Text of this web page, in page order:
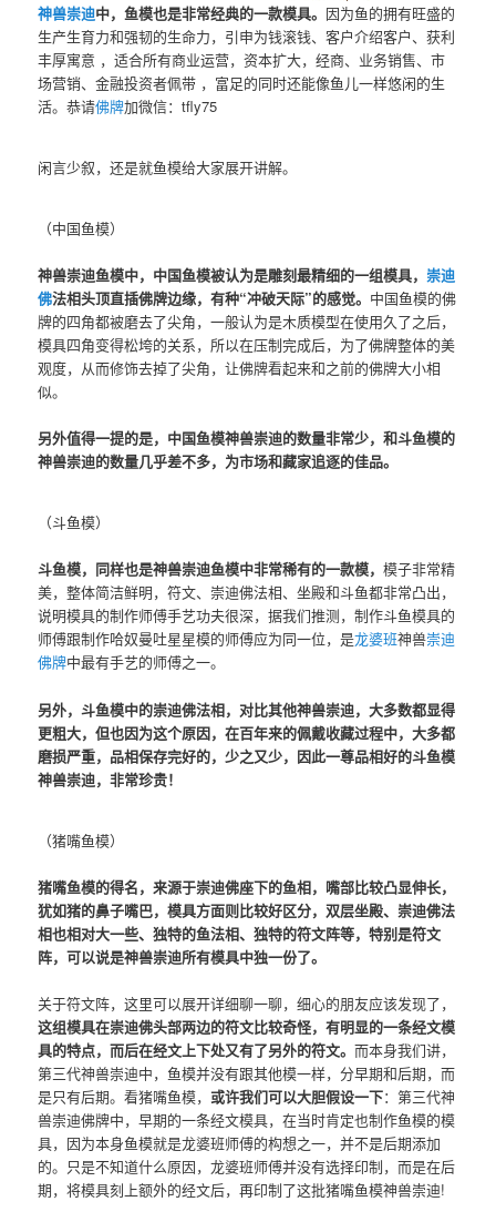
神兽崇迪中，鱼模也是非常经典的一款模具。 因为鱼的拥有旺盛的
生产生育力和强韧的生命力，引申为钱滚钱、客户介绍客户、获利
丰厚寓意 ，适合所有商业运营，资本扩大，经商、业务销售、市
场营销、金融投资者佩带 ，富足的同时还能像鱼儿一样悠闲的生
活。恭请佛牌加微信：tfly75
闲言少叙，还是就鱼模给大家展开讲解。
（中国鱼模）
神兽崇迪鱼模中，中国鱼模被认为是雕刻最精细的一组模具， 崇迪
佛法相头顶直插佛牌边缘，有种“冲破天际”的感觉。 中国鱼模的佛
牌的四角都被磨去了尖角，一般认为是木质模型在使用久了之后，
模具四角变得松垮的关系，所以在压制完成后，为了佛牌整体的美
观度，从而修饰去掉了尖角，让佛牌看起来和之前的佛牌大小相
似。
另外值得一提的是，中国鱼模神兽崇迪的数量非常少，和斗鱼模的
神兽崇迪的数量几乎差不多，为市场和藏家追逐的佳品。
（斗鱼模）
斗鱼模，同样也是神兽崇迪鱼模中非常稀有的一款模，模子非常精
美，整体简洁鲜明，符文、崇迪佛法相、坐殿和斗鱼都非常凸出，
说明模具的制作师傅手艺功夫很深，据我们推测，制作斗鱼模具的
师傅跟制作哈奴曼吐星星模的师傅应为同一位，是龙婆班神兽崇迪
佛牌中最有手艺的师傅之一。
另外，斗鱼模中的崇迪佛法相，对比其他神兽崇迪，大多数都显得
更粗大，但也因为这个原因，在百年来的佩戴收藏过程中，大多都
磨损严重，品相保存完好的，少之又少，因此一尊品相好的斗鱼模
神兽崇迪，非常珍贵！
（猪嘴鱼模）
猪嘴鱼模的得名，来源于崇迪佛座下的鱼相，嘴部比较凸显伸长，
犹如猪的鼻子嘴巴，模具方面则比较好区分，双层坐殿、崇迪佛法
相也相对大一些、独特的鱼法相、独特的符文阵等，特别是符文
阵，可以说是神兽崇迪所有模具中独一份了。
关于符文阵，这里可以展开详细聊一聊，细心的朋友应该发现了，
这组模具在崇迪佛头部两边的符文比较奇怪，有明显的一条经文模
具的特点，而后在经文上下处又有了另外的符文。而本身我们讲，
第三代神兽崇迪中，鱼模并没有跟其他模一样，分早期和后期，而
是只有后期。看猪嘴鱼模，或许我们可以大胆假设一下：第三代神
兽崇迪佛牌中，早期的一条经文模具，在当时肯定也制作鱼模的模
具，因为本身鱼模就是龙婆班师傅的构想之一，并不是后期添加
的。只是不知道什么原因，龙婆班师傅并没有选择印制，而是在后
期，将模具刻上额外的经文后，再印制了这批猪嘴鱼模神兽崇迪!